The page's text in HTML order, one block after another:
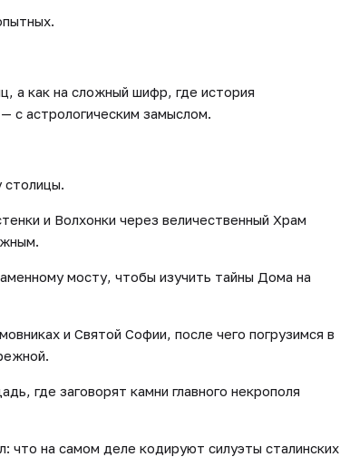
а как на сложный шифр, где история
с астрологическим замыслом.
столицы.
и Волхонки через величественный Храм
мосту, чтобы изучить тайны Дома на
и Святой Софии, после чего погрузимся в
где заговорят камни главного некрополя
что на самом деле кодируют силуэты сталинских